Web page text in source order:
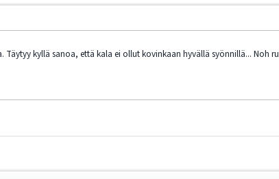
kyllä sanoa, että kala ei ollut kovinkaan hyvällä syönnillä... Noh